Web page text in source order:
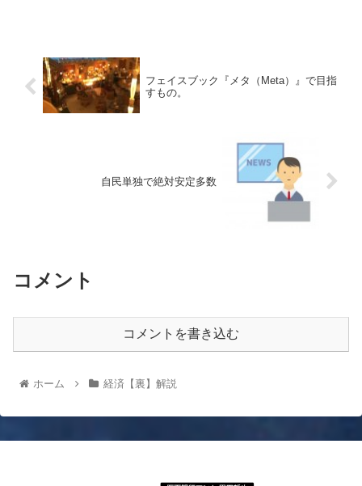
フェイスブック『メタ（Meta）』で目指
すもの。
自民単独で絶対安定多数
コメント
コメントを書き込む
ホーム 経済【裏】解説